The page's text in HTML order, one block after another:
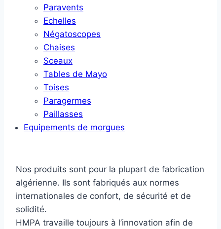
Paravents
Echelles
Négatoscopes
Chaises
Sceaux
Tables de Mayo
Toises
Paragermes
Paillasses
Equipements de morgues
Nos produits sont pour la plupart de fabrication
algérienne. Ils sont fabriqués aux normes
internationales de confort, de sécurité et de
solidité.
HMPA travaille toujours à l’innovation afin de